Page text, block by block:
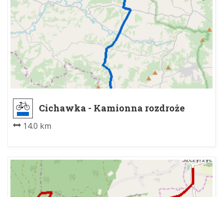
Cichawka - Kamionna rozdroże
14.0 km